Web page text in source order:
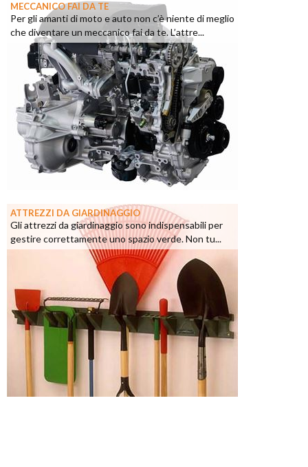
MECCANICO FAI DA TE
Per gli amanti di moto e auto non c’è niente di meglio
che diventare un meccanico fai da te. L’attre...
ATTREZZI DA GIARDINAGGIO
Gli attrezzi da giardinaggio sono indispensabili per
gestire correttamente uno spazio verde. Non tu...